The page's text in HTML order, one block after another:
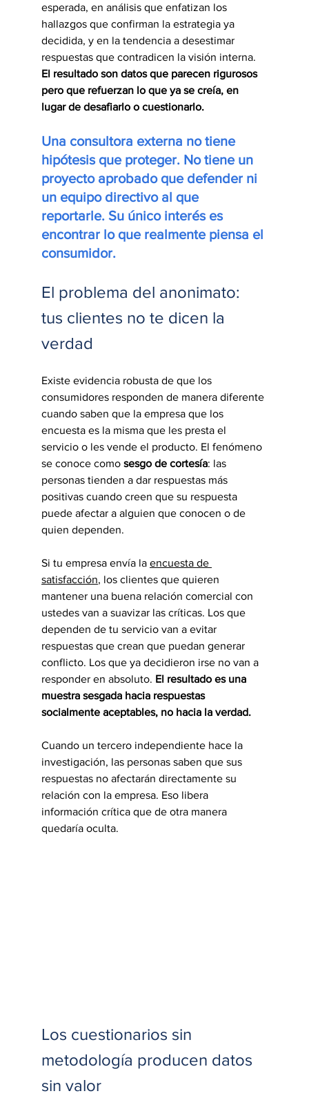
esperada, en análisis que enfatizan los
hallazgos que confirman la estrategia ya
decidida, y en la tendencia a desestimar
respuestas que contradicen la visión interna.
El resultado son datos que parecen rigurosos
pero que refuerzan lo que ya se creía, en
lugar de desafiarlo o cuestionarlo.
Una consultora externa no tiene
hipótesis que proteger. No tiene un
proyecto aprobado que defender ni
un equipo directivo al que
reportarle. Su único interés es
encontrar lo que realmente piensa el
consumidor.
El problema del anonimato:
tus clientes no te dicen la
verdad
Existe evidencia robusta de que los
consumidores responden de manera diferente
cuando saben que la empresa que los
encuesta es la misma que les presta el
servicio o les vende el producto. El fenómeno
se conoce como sesgo de cortesía: las
personas tienden a dar respuestas más
positivas cuando creen que su respuesta
puede afectar a alguien que conocen o de
quien dependen.
Si tu empresa envía la encuesta de
satisfacción, los clientes que quieren
mantener una buena relación comercial con
ustedes van a suavizar las críticas. Los que
dependen de tu servicio van a evitar
respuestas que crean que puedan generar
conflicto. Los que ya decidieron irse no van a
responder en absoluto. El resultado es una
muestra sesgada hacia respuestas
socialmente aceptables, no hacia la verdad.
Cuando un tercero independiente hace la
investigación, las personas saben que sus
respuestas no afectarán directamente su
relación con la empresa. Eso libera
información crítica que de otra manera
quedaría oculta.
Los cuestionarios sin
metodología producen datos
sin valor